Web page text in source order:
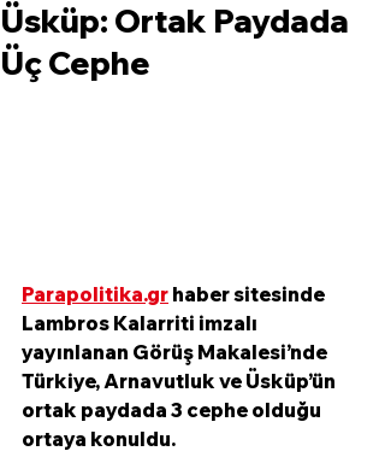
Üsküp: Ortak Paydada
Üç Cephe
Parapolitika.gr haber sitesinde
Lambros Kalarriti imzalı
yayınlanan Görüş Makalesi’nde
Türkiye, Arnavutluk ve Üsküp’ün
ortak paydada 3 cephe olduğu
ortaya konuldu.